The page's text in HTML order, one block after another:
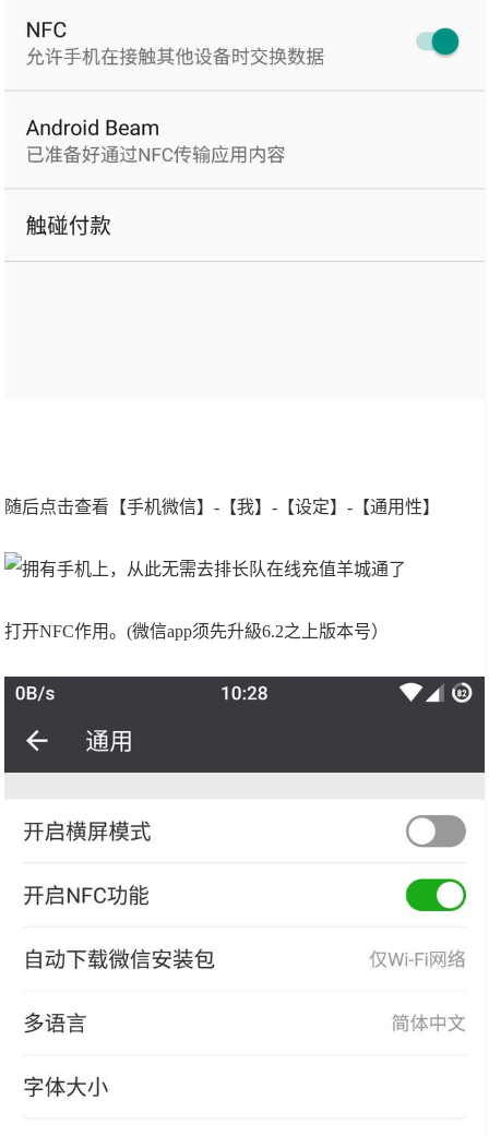
随后点击查看【手机微信】-【我】-【设定】-【通用性】
打开NFC作用。(微信app须先升級6.2之上版本号）